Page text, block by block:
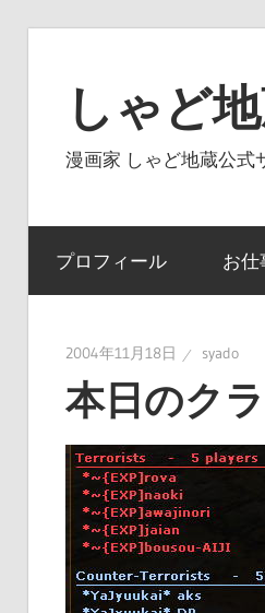
ス
ッ
しゃど
漫画家 しゃど地蔵公式
プロフィール お仕
2004年11月18日 syado
本日のク